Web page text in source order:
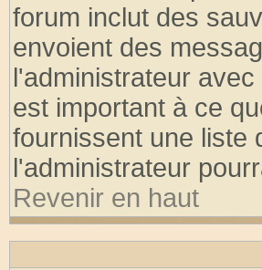
forum inclut des
envoient des
l'administrateur
est important à ce
fournissent une liste
l'administrateur
Revenir en haut